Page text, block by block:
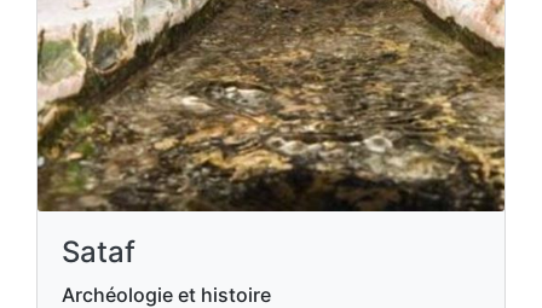
Sataf
Archéologie et histoire